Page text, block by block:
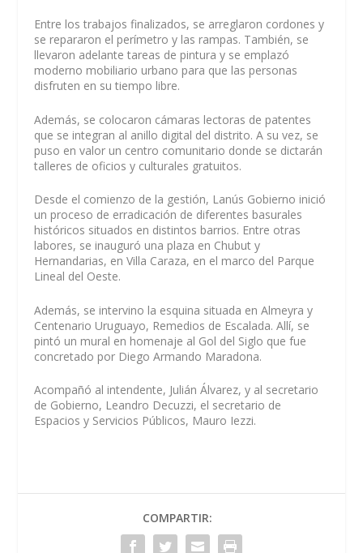
Entre los trabajos finalizados, se arreglaron cordones y
se repararon el perímetro y las rampas. También, se
llevaron adelante tareas de pintura y se emplazó
moderno mobiliario urbano para que las personas
disfruten en su tiempo libre.
Además, se colocaron cámaras lectoras de patentes
que se integran al anillo digital del distrito. A su vez, se
puso en valor un centro comunitario donde se dictarán
talleres de oficios y culturales gratuitos.
Desde el comienzo de la gestión, Lanús Gobierno inició
un proceso de erradicación de diferentes basurales
históricos situados en distintos barrios. Entre otras
labores, se inauguró una plaza en Chubut y
Hernandarias, en Villa Caraza, en el marco del Parque
Lineal del Oeste.
Además, se intervino la esquina situada en Almeyra y
Centenario Uruguayo, Remedios de Escalada. Allí, se
pintó un mural en homenaje al Gol del Siglo que fue
concretado por Diego Armando Maradona.
Acompañó al intendente, Julián Álvarez, y al secretario
de Gobierno, Leandro Decuzzi, el secretario de
Espacios y Servicios Públicos, Mauro Iezzi.
COMPARTIR: